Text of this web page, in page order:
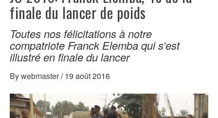
finale du lancer de poids
Toutes nos félicitations à notre
compatriote Franck Elemba qui s’est
illustré en finale du lancer
Bywebmaster/ 19 août 2016